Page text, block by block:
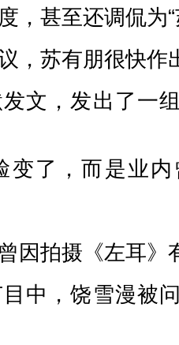
，甚至还调侃为“
，苏有朋很快作
文，发出了一
变了，而是业
因拍摄《左耳》
中，饶雪漫被